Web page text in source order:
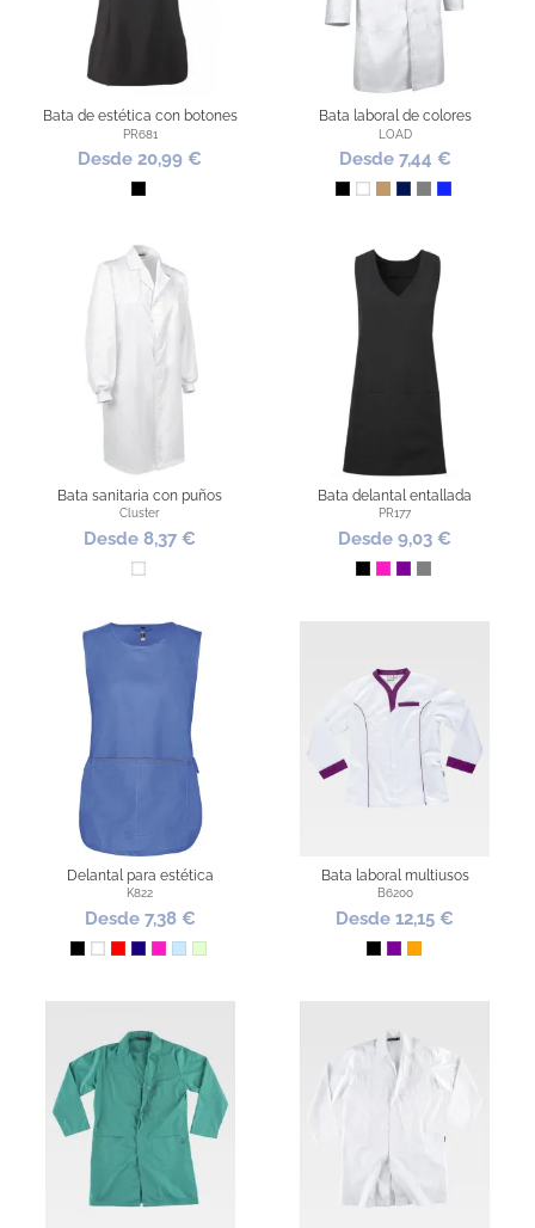
Bata de estética con botones
PR681
Desde 20,99 €
Negro
Bata laboral de colores
LOAD
Desde 7,44 €
NegroBlanco
CamelMarino
GrisAzul Royal
Bata sanitaria con puños
Cluster
Desde 8,37 €
Blanco
Bata delantal entallada
PR177
Desde 9,03 €
NegroFucsiaMorado
Gris
Delantal para estética
K822
Desde 7,38 €
NegroBlanco
RojoAzul Oscuro
FucsiaAzul Claro
Verde Claro
Bata laboral multiusos
B6200
Desde 12,15 €
NegroMoradoNaranja